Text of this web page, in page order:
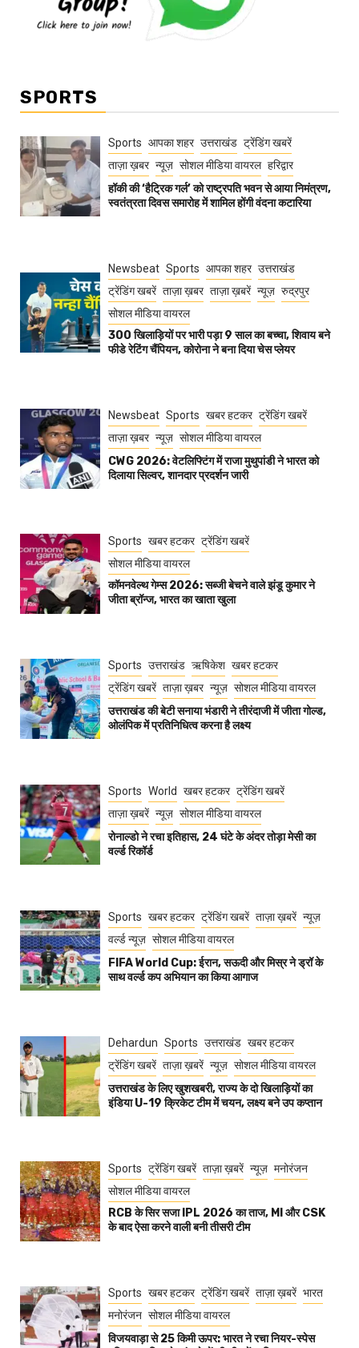
SPORTS
Sports आपका शहर उत्तराखंड ट्रेंडिंग खबरें
ताज़ा ख़बर न्यूज़ सोशल मीडिया वायरल हरिद्वार
हॉकी की ‘हैट्रिक गर्ल’ को राष्ट्रपति भवन से आया निमंत्रण,
स्वतंत्रता दिवस समारोह में शामिल होंगी वंदना कटारिया
Newsbeat Sports आपका शहर उत्तराखंड
ट्रेंडिंग खबरें ताज़ा ख़बर ताज़ा ख़बरें न्यूज़ रुद्रपुर
सोशल मीडिया वायरल
300 खिलाड़ियों पर भारी पड़ा 9 साल का बच्चा, शिवाय बने
फीडे रेटिंग चैंपियन, कोरोना ने बना दिया चेस प्लेयर
Newsbeat Sports खबर हटकर ट्रेंडिंग खबरें
ताज़ा ख़बर न्यूज़ सोशल मीडिया वायरल
CWG 2026: वेटलिफ्टिंग में राजा मुथुपांडी ने भारत को
दिलाया सिल्वर, शानदार प्रदर्शन जारी
Sports खबर हटकर ट्रेंडिंग खबरें
सोशल मीडिया वायरल
कॉमनवेल्थ गेम्स 2026: सब्जी बेचने वाले झंडू कुमार ने
जीता ब्रॉन्ज, भारत का खाता खुला
Sports उत्तराखंड ऋषिकेश खबर हटकर
ट्रेंडिंग खबरें ताज़ा ख़बर न्यूज़ सोशल मीडिया वायरल
उत्तराखंड की बेटी सनाया भंडारी ने तीरंदाजी में जीता गोल्ड,
ओलंपिक में प्रतिनिधित्व करना है लक्ष्य
Sports World खबर हटकर ट्रेंडिंग खबरें
ताज़ा ख़बरें न्यूज़ सोशल मीडिया वायरल
रोनाल्डो ने रचा इतिहास, 24 घंटे के अंदर तोड़ा मेसी का
वर्ल्ड रिकॉर्ड
Sports खबर हटकर ट्रेंडिंग खबरें ताज़ा ख़बरें न्यूज़
वर्ल्ड न्यूज़ सोशल मीडिया वायरल
FIFA World Cup: ईरान, सऊदी और मिस्र ने ड्रॉ के
साथ वर्ल्ड कप अभियान का किया आगाज
Dehardun Sports उत्तराखंड खबर हटकर
ट्रेंडिंग खबरें ताज़ा ख़बरें न्यूज़ सोशल मीडिया वायरल
उत्तराखंड के लिए खुशखबरी, राज्य के दो खिलाड़ियों का
इंडिया U-19 क्रिकेट टीम में चयन, लक्ष्य बने उप कप्तान
Sports ट्रेंडिंग खबरें ताज़ा ख़बरें न्यूज़ मनोरंजन
सोशल मीडिया वायरल
RCB के सिर सजा IPL 2026 का ताज, MI और CSK
के बाद ऐसा करने वाली बनी तीसरी टीम
Sports खबर हटकर ट्रेंडिंग खबरें ताज़ा ख़बरें भारत
मनोरंजन सोशल मीडिया वायरल
विजयवाड़ा से 25 किमी ऊपर: भारत ने रचा नियर-स्पेस